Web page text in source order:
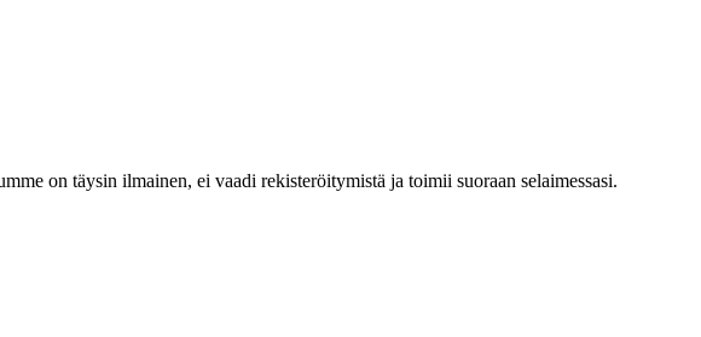
on täysin ilmainen, ei vaadi rekisteröitymistä ja toimii suoraan selaimessasi.